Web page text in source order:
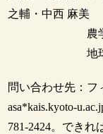
之輔・中西 麻美
農学研
地球環境
問い合わせ先：フ
asa*kais.kyoto-
781-2424。できれ